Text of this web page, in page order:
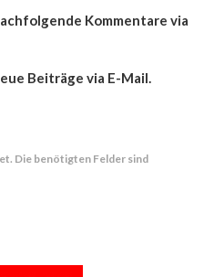
Kommentare via
Beiträge via E-Mail.
Die benötigten Felder sind